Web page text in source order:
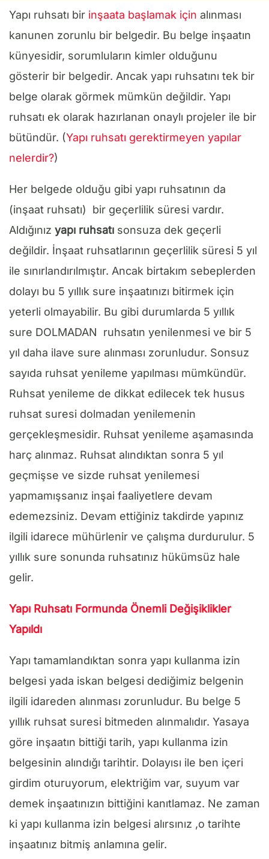
Yapı ruhsatı bir inşaata başlamak için alınması
kanunen zorunlu bir belgedir. Bu belge inşaatın
künyesidir, sorumluların kimler olduğunu
gösterir bir belgedir. Ancak yapı ruhsatını tek bir
belge olarak görmek mümkün değildir. Yapı
ruhsatı ek olarak hazırlanan onaylı projeler ile bir
bütündür. (Yapı ruhsatı gerektirmeyen yapılar
nelerdir?)
Her belgede olduğu gibi yapı ruhsatının da
(inşaat ruhsatı) bir geçerlilik süresi vardır.
Aldığınız yapı ruhsatı sonsuza dek geçerli
değildir. İnşaat ruhsatlarının geçerlilik süresi 5 yıl
ile sınırlandırılmıştır. Ancak birtakım sebeplerden
dolayı bu 5 yıllık sure inşaatınızı bitirmek için
yeterli olmayabilir. Bu gibi durumlarda 5 yıllık
sure DOLMADAN ruhsatın yenilenmesi ve bir 5
yıl daha ilave sure alınması zorunludur. Sonsuz
sayıda ruhsat yenileme yapılması mümkündür.
Ruhsat yenileme de dikkat edilecek tek husus
ruhsat suresi dolmadan yenilemenin
gerçekleşmesidir. Ruhsat yenileme aşamasında
harç alınmaz. Ruhsat alındıktan sonra 5 yıl
geçmişse ve sizde ruhsat yenilemesi
yapmamışsanız inşai faaliyetlere devam
edemezsiniz. Devam ettiğiniz takdirde yapınız
ilgili idarece mühürlenir ve çalışma durdurulur. 5
yıllık sure sonunda ruhsatınız hükümsüz hale
gelir.
Yapı Ruhsatı Formunda Önemli Değişiklikler
Yapıldı
Yapı tamamlandıktan sonra yapı kullanma izin
belgesi yada iskan belgesi dediğimiz belgenin
ilgili idareden alınması zorunludur. Bu belge 5
yıllık ruhsat suresi bitmeden alınmalıdır. Yasaya
göre inşaatın bittiği tarih, yapı kullanma izin
belgesinin alındığı tarihtir. Dolayısı ile ben içeri
girdim oturuyorum, elektriğim var, suyum var
demek inşaatınızın bittiğini kanıtlamaz. Ne zaman
ki yapı kullanma izin belgesi alırsınız ,o tarihte
inşaatınız bitmiş anlamına gelir.